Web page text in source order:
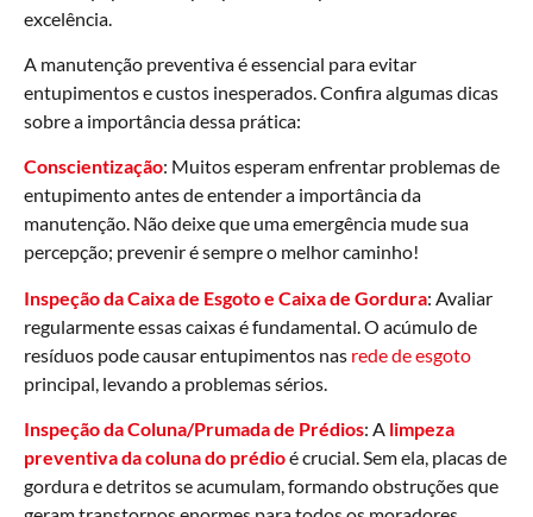
excelência.
A manutenção preventiva é essencial para evitar
entupimentos e custos inesperados. Confira algumas dicas
sobre a importância dessa prática:
Conscientização: Muitos esperam enfrentar problemas de
entupimento antes de entender a importância da
manutenção. Não deixe que uma emergência mude sua
percepção; prevenir é sempre o melhor caminho!
Inspeção da Caixa de Esgoto e Caixa de Gordura: Avaliar
regularmente essas caixas é fundamental. O acúmulo de
resíduos pode causar entupimentos nas rede de esgoto
principal, levando a problemas sérios.
Inspeção da Coluna/Prumada de Prédios: A limpeza
preventiva da coluna do prédioé crucial. Sem ela, placas de
gordura e detritos se acumulam, formando obstruções que